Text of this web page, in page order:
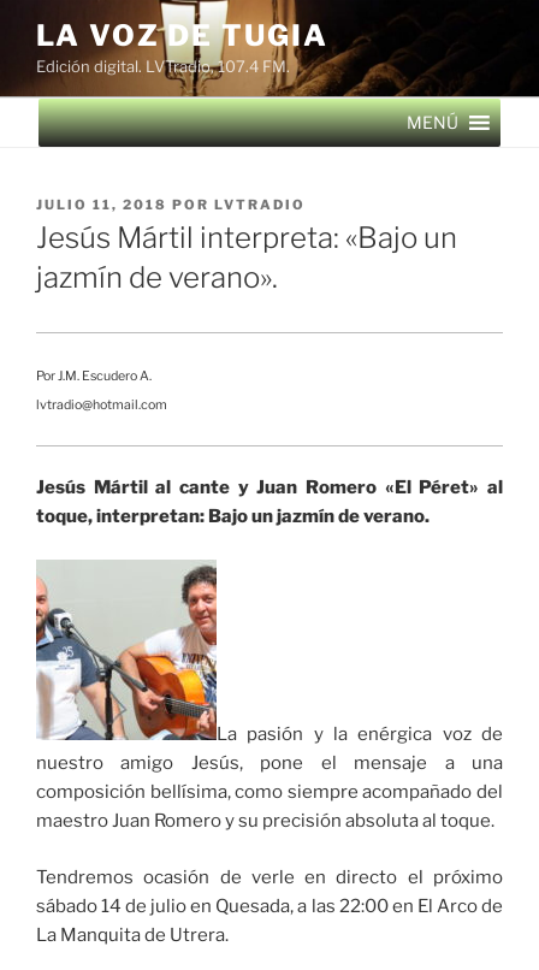
contenido
LA VOZ DE TUGIA
Edición digital. LVTradio, 107.4 FM.
MENÚ
PUBLICADO
EL
JULIO 11, 2018 POR LVTRADIO
Jesús Mártil interpreta: «Bajo un
jazmín de verano».
Por J.M. Escudero A.
lvtradio@hotmail.com
Jesús Mártil al cante y Juan Romero «El Péret» al
toque, interpretan: Bajo un jazmín de verano.
La pasión y la enérgica voz de
nuestro amigo Jesús, pone el mensaje a una
composición bellísima, como siempre acompañado del
maestro Juan Romero y su precisión absoluta al toque.
Tendremos ocasión de verle en directo el próximo
sábado 14 de julio en Quesada, a las 22:00 en El Arco de
La Manquita de Utrera.